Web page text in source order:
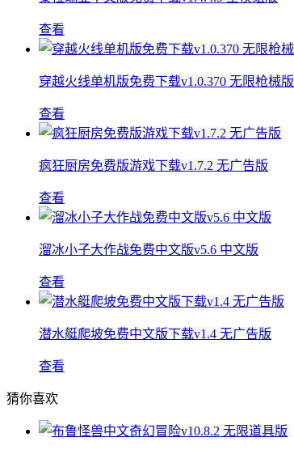
查看
穿越火线单机版免费下载v1.0.370 无限枪械版
查看
疯狂厨房免费版游戏下载v1.7.2 无广告版
查看
溜冰小子大作战免费中文版v5.6 中文版
查看
潜水艇爬坡免费中文版下载v1.4 无广告版
查看
猜你喜欢